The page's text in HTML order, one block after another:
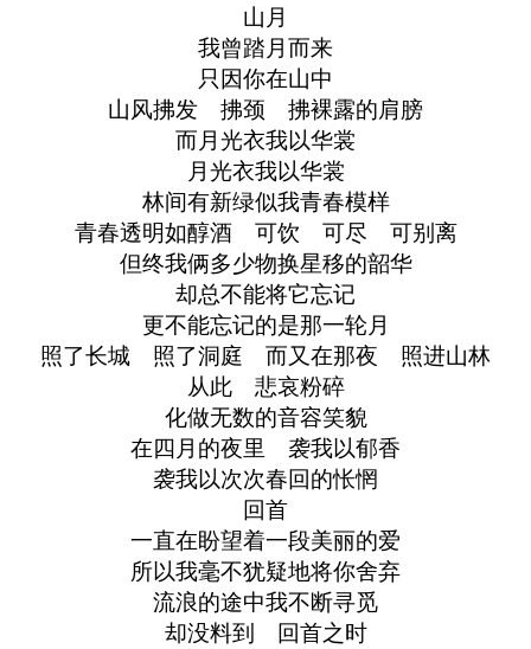
山月
我曾踏月而来
只因你在山中
山风拂发 拂颈 拂裸露的肩膀
而月光衣我以华裳
月光衣我以华裳
林间有新绿似我青春模样
青春透明如醇酒 可饮 可尽 可别离
但终我俩多少物换星移的韶华
却总不能将它忘记
更不能忘记的是那一轮月
照了长城 照了洞庭 而又在那夜 照进山林
从此 悲哀粉碎
化做无数的音容笑貌
在四月的夜里 袭我以郁香
袭我以次次春回的怅惘
回首
一直在盼望着一段美丽的爱
所以我毫不犹疑地将你舍弃
流浪的途中我不断寻觅
却没料到 回首之时